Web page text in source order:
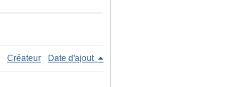
Créateur Date d'ajout